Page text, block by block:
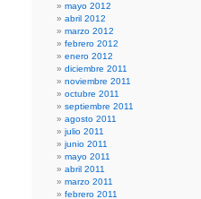
mayo 2012
abril 2012
marzo 2012
febrero 2012
enero 2012
diciembre 2011
noviembre 2011
octubre 2011
septiembre 2011
agosto 2011
julio 2011
junio 2011
mayo 2011
abril 2011
marzo 2011
febrero 2011